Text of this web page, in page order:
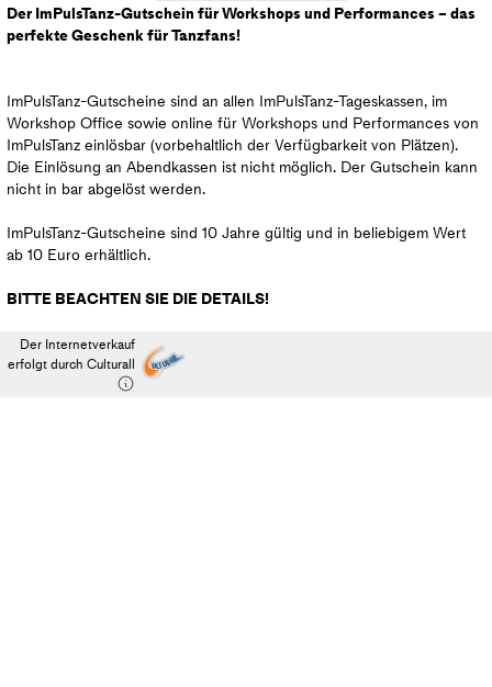
Der ImPulsTanz-Gutschein für Workshops und Performances – das
perfekte Geschenk für Tanzfans!
ImPulsTanz-Gutscheine sind an allen ImPulsTanz-Tageskassen, im
Workshop Office sowie online für Workshops und Performances von
ImPulsTanz einlösbar (vorbehaltlich der Verfügbarkeit von Plätzen).
Die Einlösung an Abendkassen ist nicht möglich. Der Gutschein kann
nicht in bar abgelöst werden.
ImPulsTanz-Gutscheine sind 10 Jahre gültig und in beliebigem Wert
ab 10 Euro erhältlich.
BITTE BEACHTEN SIE DIE DETAILS!
Der Internetverkauf
erfolgt durch Culturall